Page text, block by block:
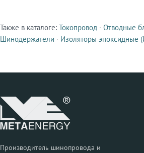
Смежные продукты
Также в каталоге: Токопровод · Отводные
Шинодержатели · Изоляторы
Производитель шинопровода и